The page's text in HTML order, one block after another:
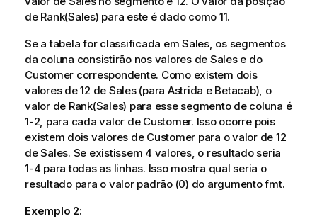
de Rank(Sales) para este é dado como 11.
Se a tabela for classificada em Sales, os segmentos
da coluna consistirão nos valores de Salese do
Customer correspondente. Como existem dois
valores de 12 de Sales(para Astrida e Betacab), o
valor de Rank(Sales) para esse segmento de coluna é
1-2, para cada valor de Customer. Isso ocorre pois
existem dois valores de Customer para o valor de 12
deSales. Se existissem 4 valores, o resultado seria
1-4 para todas as linhas. Isso mostra qual seria o
resultado para o valor padrão (0) do argumentofmt.
Exemplo 2: